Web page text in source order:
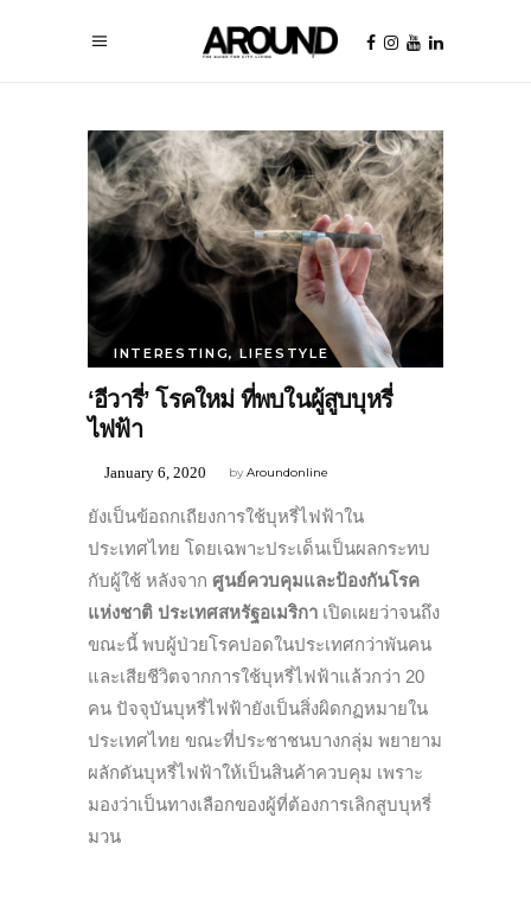
INTERESTING,LIFESTYLE
‘อีวารี่’ โรคใหม่ ที่พบในผู้สูบบุหรี่
ไฟฟ้า
byAroundonline
January 6, 2020
ยังเป็นข้อถกเถียงการใช้บุหรี่ไฟฟ้าใน
ประเทศไทย โดยเฉพาะประเด็นเป็นผลกระทบ
กับผู้ใช้ หลังจาก ศูนย์ควบคุมและป้องกันโรค
แห่งชาติ ประเทศสหรัฐอเมริกา เปิดเผยว่าจนถึง
ขณะนี้ พบผู้ป่วยโรคปอดในประเทศกว่าพันคน
และเสียชีวิตจากการใช้บุหรี่ไฟฟ้าแล้วกว่า 20
คน ปัจจุบันบุหรี่ไฟฟ้ายังเป็นสิ่งผิดกฏหมายใน
ประเทศไทย ขณะที่ประชาชนบางกลุ่ม พยายาม
ผลักดันบุหรี่ไฟฟ้าให้เป็นสินค้าควบคุม เพราะ
มองว่าเป็นทางเลือกของผู้ที่ต้องการเลิกสูบบุหรี่
มวน